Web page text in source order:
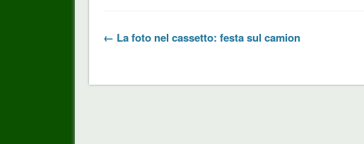
← La foto nel cassetto: festa sul camion